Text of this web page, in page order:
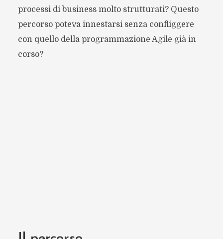
processi di business molto strutturati? Questo
percorso poteva innestarsi senza confliggere
con quello della programmazione Agile già in
corso?